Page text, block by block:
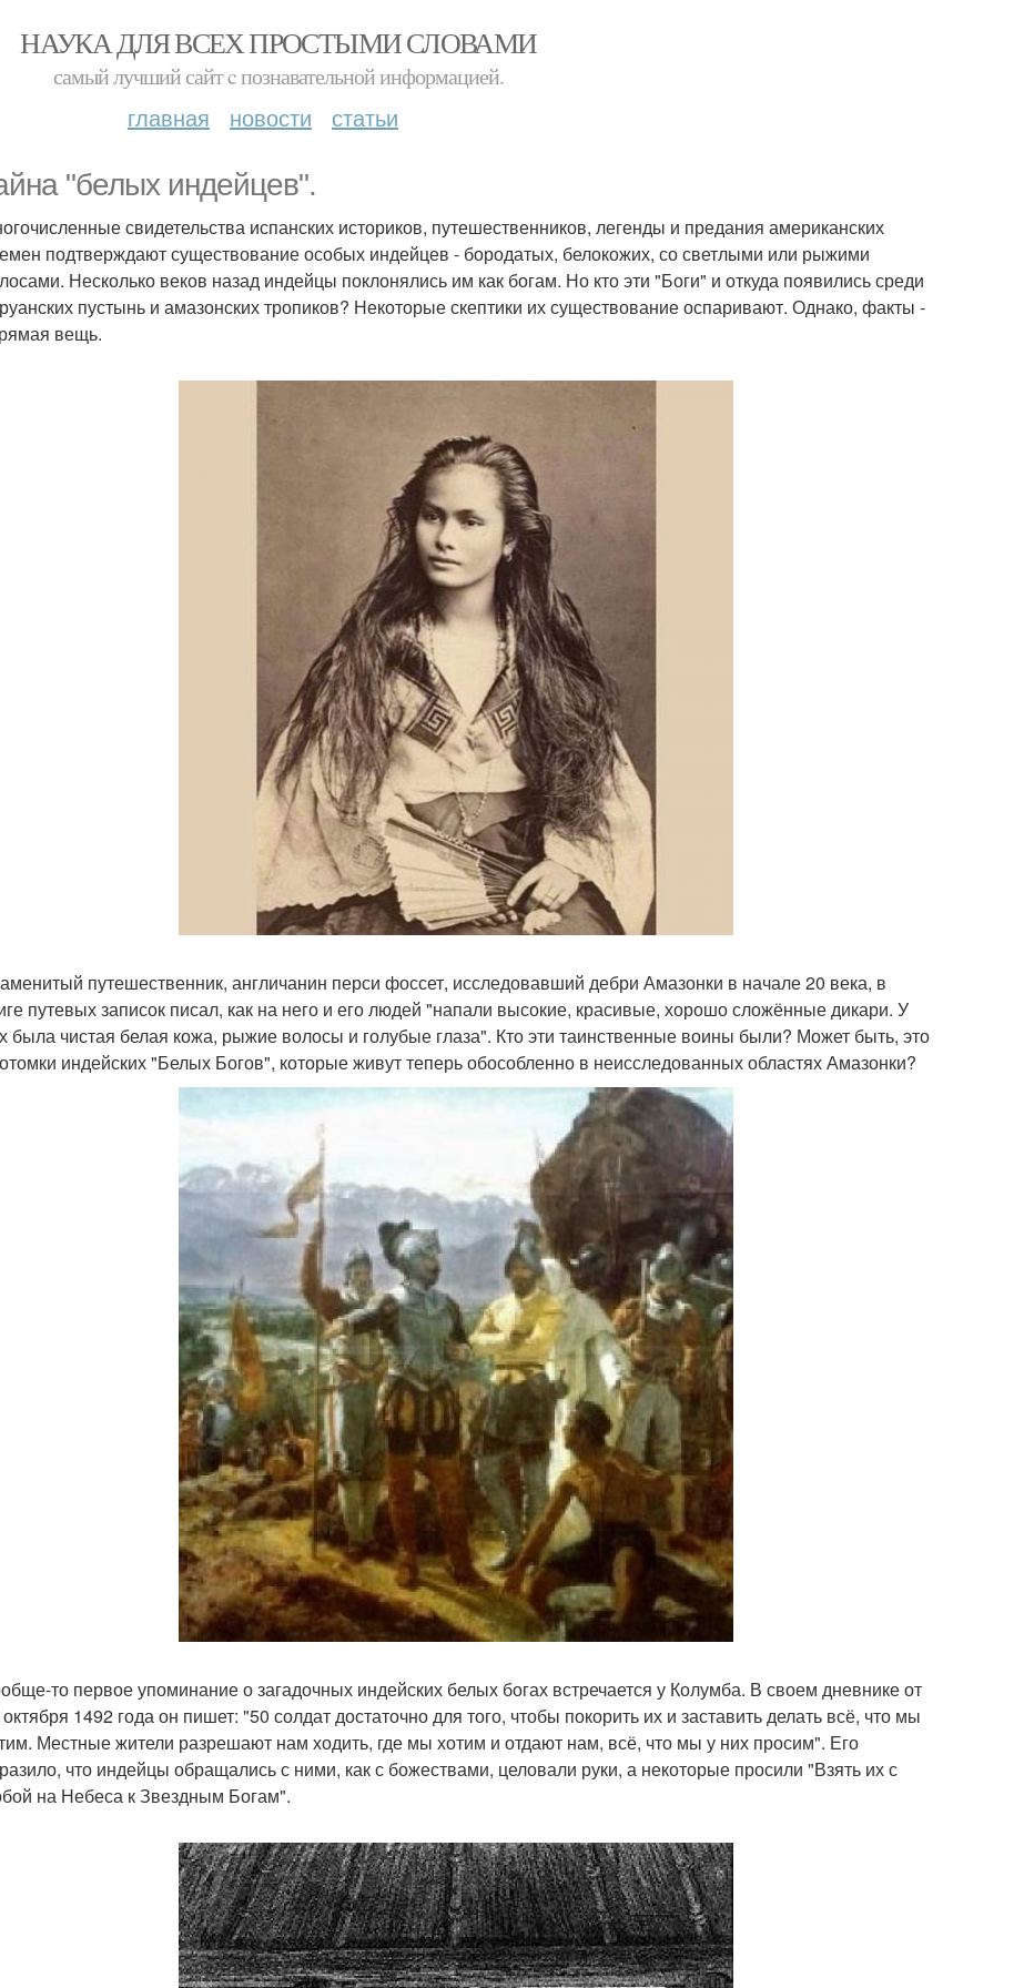
НАУКА ДЛЯ ВСЕХ ПРОСТЫМИ СЛОВАМИ
самый лучший сайт c познавательной информацией.
главная новости статьи
"белых индейцев".
свидетельства испанских историков, путешественников, легенды и предания американских
подтверждают существование особых индейцев - бородатых, белокожих, со светлыми или рыжими
Несколько веков назад индейцы поклонялись им как богам. Но кто эти "Боги" и откуда появились среди
пустынь и амазонских тропиков? Некоторые скептики их существование оспаривают. Однако, факты -
вещь.
путешественник, англичанин перси фоссет, исследовавший дебри Амазонки в начале 20 века, в
путевых записок писал, как на него и его людей "напали высокие, красивые, хорошо сложённые дикари. У
была чистая белая кожа, рыжие волосы и голубые глаза". Кто эти таинственные воины были? Может быть, это
индейских "Белых Богов", которые живут теперь обособленно в неисследованных областях Амазонки?
то первое упоминание о загадочных индейских белых богах встречается у Колумба. В своем дневнике от
1492 года он пишет: "50 солдат достаточно для того, чтобы покорить их и заставить делать всё, что мы
Местные жители разрешают нам ходить, где мы хотим и отдают нам, всё, что мы у них просим". Его
что индейцы обращались с ними, как с божествами, целовали руки, а некоторые просили "Взять их с
на Небеса к Звездным Богам".